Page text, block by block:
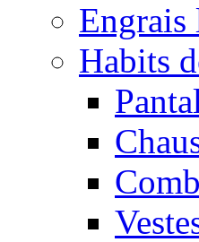
Engrais
Habits